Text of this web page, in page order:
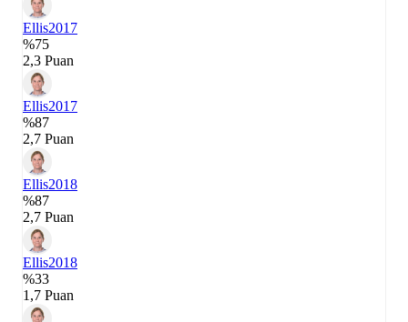
Ellis2017
%75
2,3 Puan
Ellis2017
%87
2,7 Puan
Ellis2018
%87
2,7 Puan
Ellis2018
%33
1,7 Puan